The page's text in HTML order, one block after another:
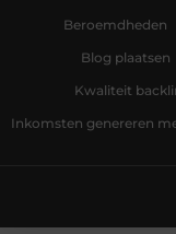
Beroemdheden
Blog plaatsen
Kwaliteit
Inkomsten genereren